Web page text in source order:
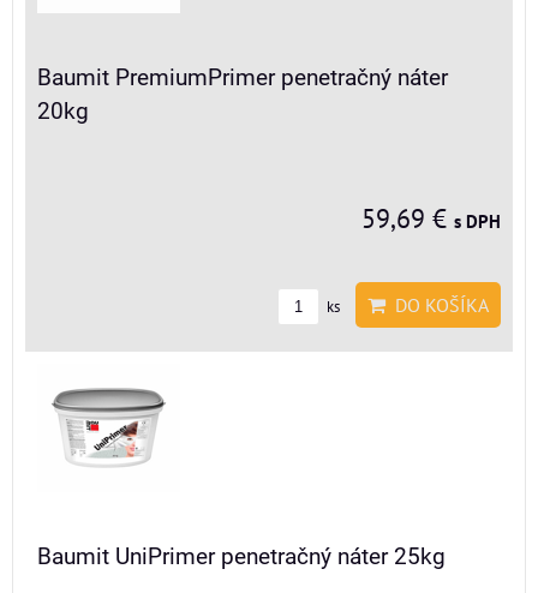
Baumit PremiumPrimer penetračný náter
20kg
59,69 € s DPH
ks DO KOŠÍKA
Baumit UniPrimer penetračný náter 25kg